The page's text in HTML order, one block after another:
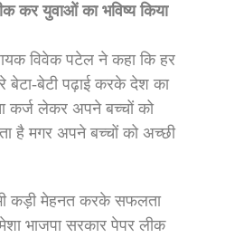
कर युवाओं का भविष्य किया
विवेक पटेल ने कहा कि हर
बेटा-बेटी पढ़ाई करके देश का
कर्ज लेकर अपने बच्चों को
है मगर अपने बच्चों को अच्छी
भी कड़ी मेहनत करके सफलता
भाजपा सरकार पेपर लीक